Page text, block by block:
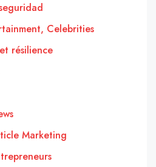
Celebrities
résilience
Marketing